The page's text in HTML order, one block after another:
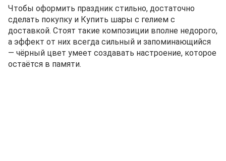
Чтобы оформить праздник стильно, достаточно
сделать покупку и Купить шары с гелием с
доставкой. Стоят такие композиции вполне недорого,
а эффект от них всегда сильный и запоминающийся
— чёрный цвет умеет создавать настроение, которое
остаётся в памяти.